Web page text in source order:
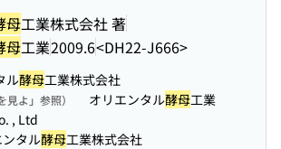
母工業株式会社 著
母工業2009.6<DH22-J666>
ル酵母工業株式会社
よ」参照） オリエンタル酵母工業
, Ltd
タル酵母工業株式会社